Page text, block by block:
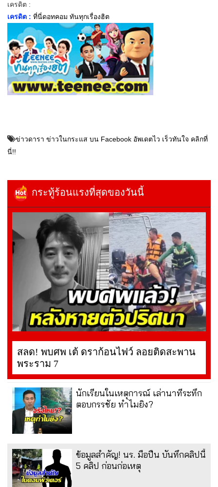
เครดิต :
เครดิต : ที่นี่ดอทคอม ทันทุกเรื่องฮิต
ข่าวดารา ข่าวในกระแส บน Facebook อัพเดตไว เร็วทันใจ คลิกที่
นี่!!
กระทู้ร้อนแรงที่สุดของวันนี้
สลด! พบศพ เต้ ดราก้อนไฟว์ ลอยติดสะพาน
พระราม 7
นักเรียนในเหตุการณ์ เล่านาทีระทึก
ตอบกรรชัย ทำไมยิง?
ข้อมูลสำคัญ! นร. มือปืน บันทึกคลิปนี้
5 คลิป ก่อนก่อเหตุ